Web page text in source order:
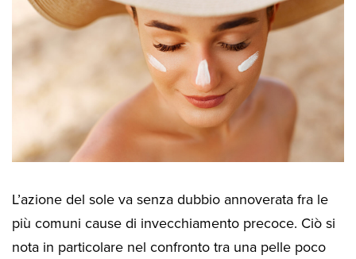
L’azione del sole va senza dubbio annoverata fra le
più comuni cause di invecchiamento precoce. Ciò si
nota in particolare nel confronto tra una pelle poco